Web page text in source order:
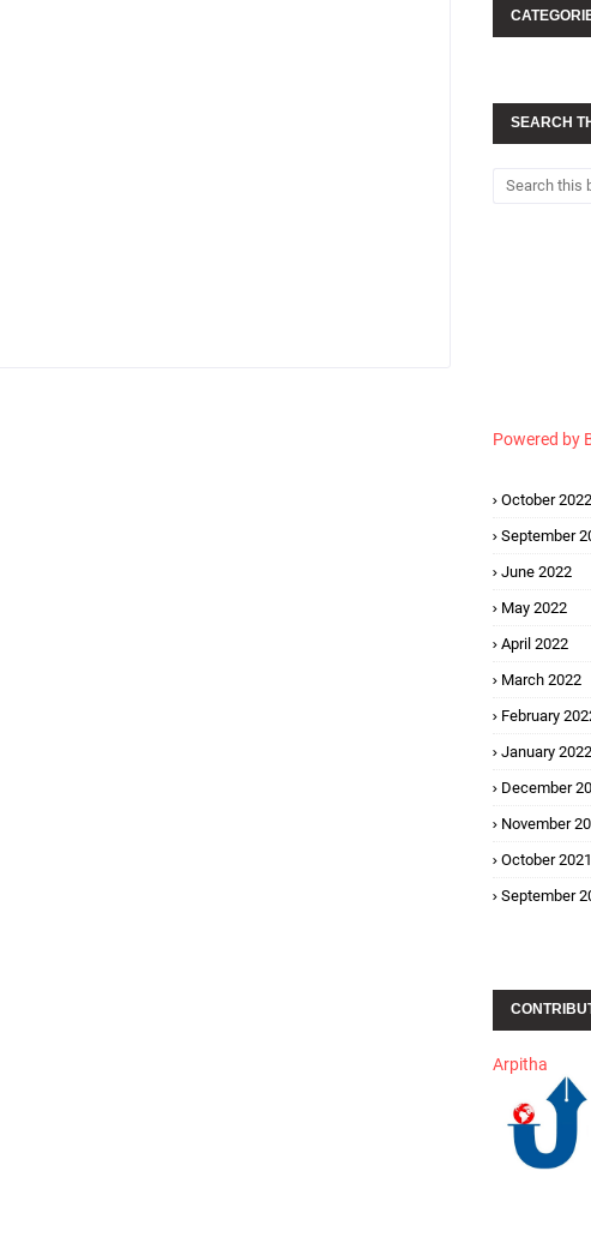
SEARCH
Powered by
October 2022
September
June 2022
May 2022
April 2022
March 2022
February
January 2022
December
November
October 2021
September
Arpitha